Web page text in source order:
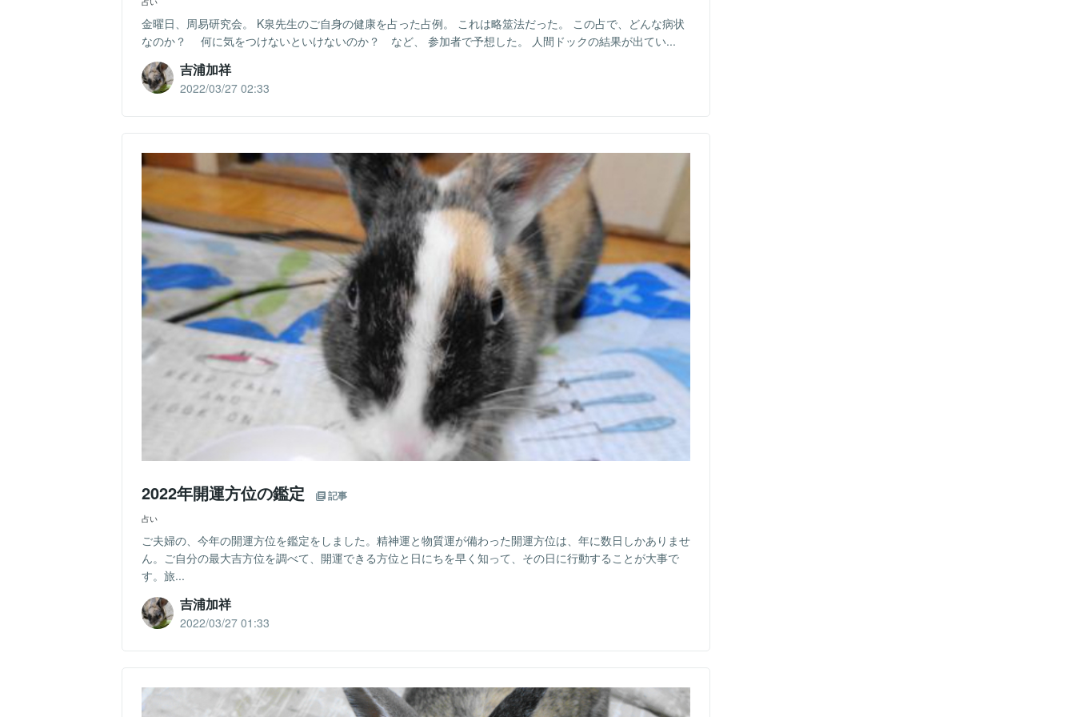
金曜日、周易研究会。 K泉先生のご自身の健康を占った占例。 これは略筮法だった。 この占で、どんな病状
なのか？ 何に気をつけないといけないのか？ など、 参加者で予想した。 人間ドックの結果が出てい...
吉浦加祥
2022/03/27 02:33
2022年開運方位の鑑定 記事
占い
ご夫婦の、今年の開運方位を鑑定をしました。精神運と物質運が備わった開運方位は、年に数日しかありませ
ん。ご自分の最大吉方位を調べて、開運できる方位と日にちを早く知って、その日に行動することが大事で
す。旅...
吉浦加祥
2022/03/27 01:33